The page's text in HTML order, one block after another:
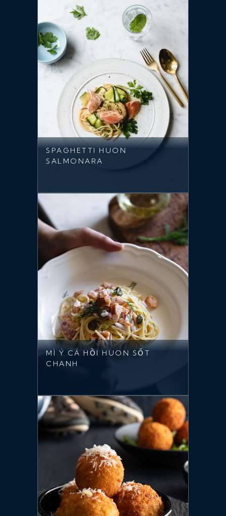
SPAGHETTI HUON
SALMONARA
MÌ Ý CÁ HỒI HUON SỐT
CHANH